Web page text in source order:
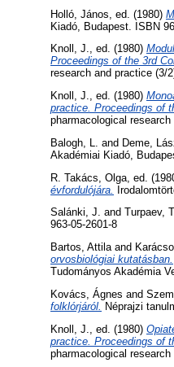
Holló, János , ed. (1980)
Kiadó, Budapest. ISBN
Knoll, J., ed. (1980)
Proceedings of the 3rd
research and practice (3/
Knoll, J., ed. (1980)
practice. Proceedings of
pharmacological
Balogh, L.
and Deme,
Akadémiai Kiadó,
R. Takács, Olga , ed.
évfordulójára.
Salánki, J. and Turpaev,
963-05-2601-8
Bartos, Attilaand
orvosbiológiai kutatásban.
Tudományos Akadémia
Kovács, Ágnes and
folklórjáról. Néprajzi
Knoll, J.
, ed. (1980)
practice. Proceedings of
pharmacological